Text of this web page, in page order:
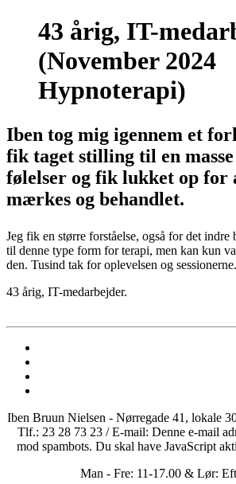
43 årig, IT-
(November 2024
Hypnoterapi)
Iben tog mig igennem et
fik taget stilling til en
følelser og fik lukket op for
mærkes og behandlet.
Jeg fik en større forståelse, også for det
til denne type form for terapi, men kan kun
den. Tusind tak for oplevelsen og sessionerne.
43 årig, IT-medarbejder.
Iben Bruun Nielsen - Nørregade 41, lokale
Tlf.: 23 28 73 23 / E-mail: Denne e-mail
mod spambots. Du skal have JavaScript
Man - Fre: 11-17.00 & Lør: